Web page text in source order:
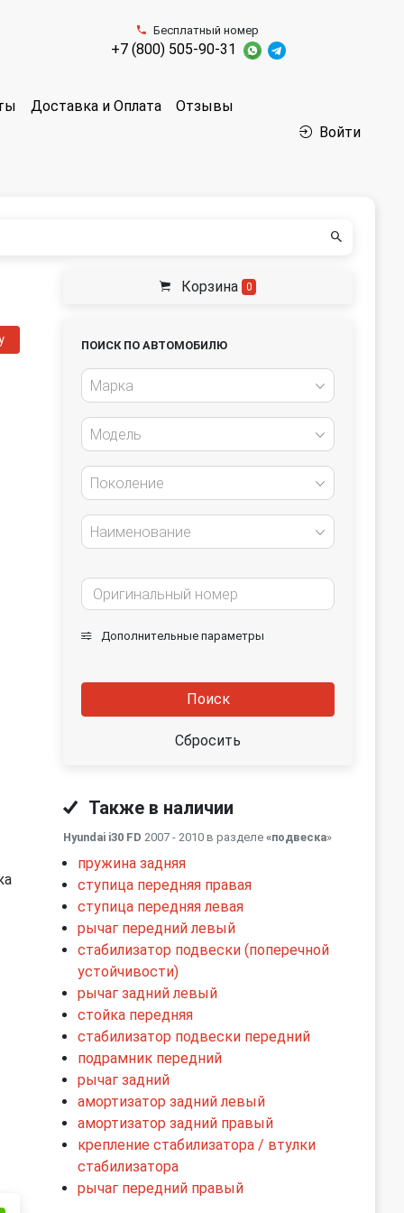
Бесплатный номер
+7 (800) 505-90-31
Доставка и Оплата Отзывы
Войти
Корзина 0
ПОИСК ПО АВТОМОБИЛЮ
Марка
Модель
Поколение
Наименование
Дополнительные параметры
Поиск
Сбросить
Также в наличии
Hyundai i30 FD 2007 - 2010 в разделе «подвеска»
пружина задняя
ступица передняя правая
ступица передняя левая
рычаг передний левый
стабилизатор подвески (поперечной
устойчивости)
рычаг задний левый
стойка передняя
стабилизатор подвески передний
подрамник передний
рычаг задний
амортизатор задний левый
амортизатор задний правый
крепление стабилизатора / втулки
стабилизатора
рычаг передний правый